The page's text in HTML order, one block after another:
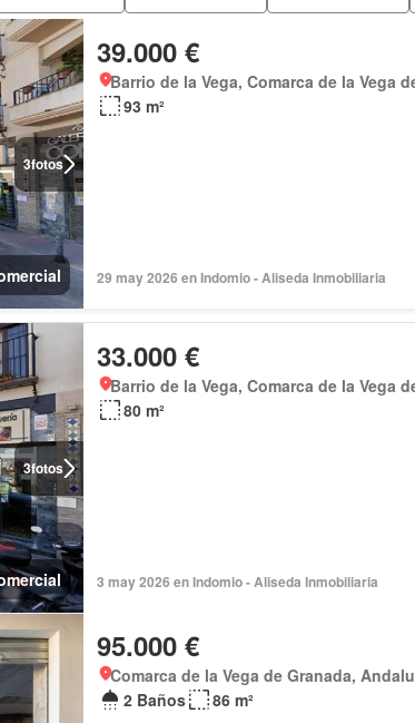
3fotos
39.000 €
Barrio de la Vega, Comarca de la Vega
93 m²
29 may 2026 en Indomio - Aliseda Inmobiliaria
3fotos
33.000 €
Barrio de la Vega, Comarca de la Vega
80 m²
3 may 2026 en Indomio - Aliseda Inmobiliaria
95.000 €
Comarca de la Vega de Granada,
2 Baños
86 m²